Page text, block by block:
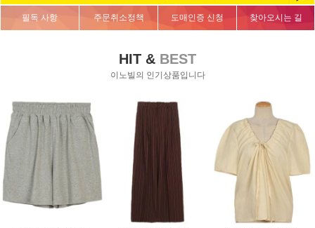
필독 사항 주문취소정책 도매인증 신청 찾아오시는 길
HIT & BEST
이노빌의 인기상품입니다